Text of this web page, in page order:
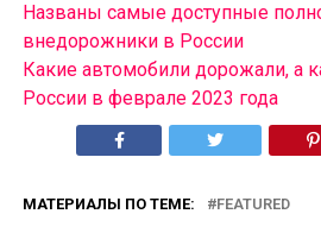
Названы самые доступные
внедорожники в России
Какие автомобили дорожали, а
России в феврале 2023 года
МАТЕРИАЛЫ ПО ТЕМЕ: FEATURED